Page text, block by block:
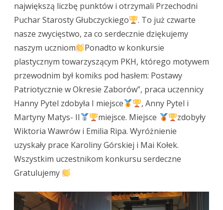
największą liczbę punktów i otrzymali Przechodni
Puchar Starosty Głubczyckiego
. To już czwarte
nasze zwycięstwo, za co serdecznie dziękujemy
naszym uczniom
Ponadto w konkursie
plastycznym towarzyszącym PKH, którego motywem
przewodnim był komiks pod hasłem: Postawy
Patriotycznie w Okresie Zaborów”, praca uczennicy
Hanny Pytel zdobyła I miejsce
, Anny Pytel i
Martyny Matys- II
miejsce. Miejsce
zdobyły
Wiktoria Wawrów i Emilia Ripa. Wyróżnienie
uzyskały prace Karoliny Górskiej i Mai Kołek.
Wszystkim uczestnikom konkursu serdeczne
Gratulujemy